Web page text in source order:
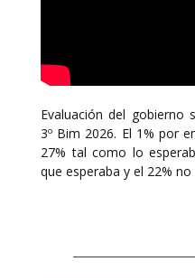
Evaluación del gobierno
3º Bim 2026. El 1% por
27% tal como lo
que esperaba y el 22%